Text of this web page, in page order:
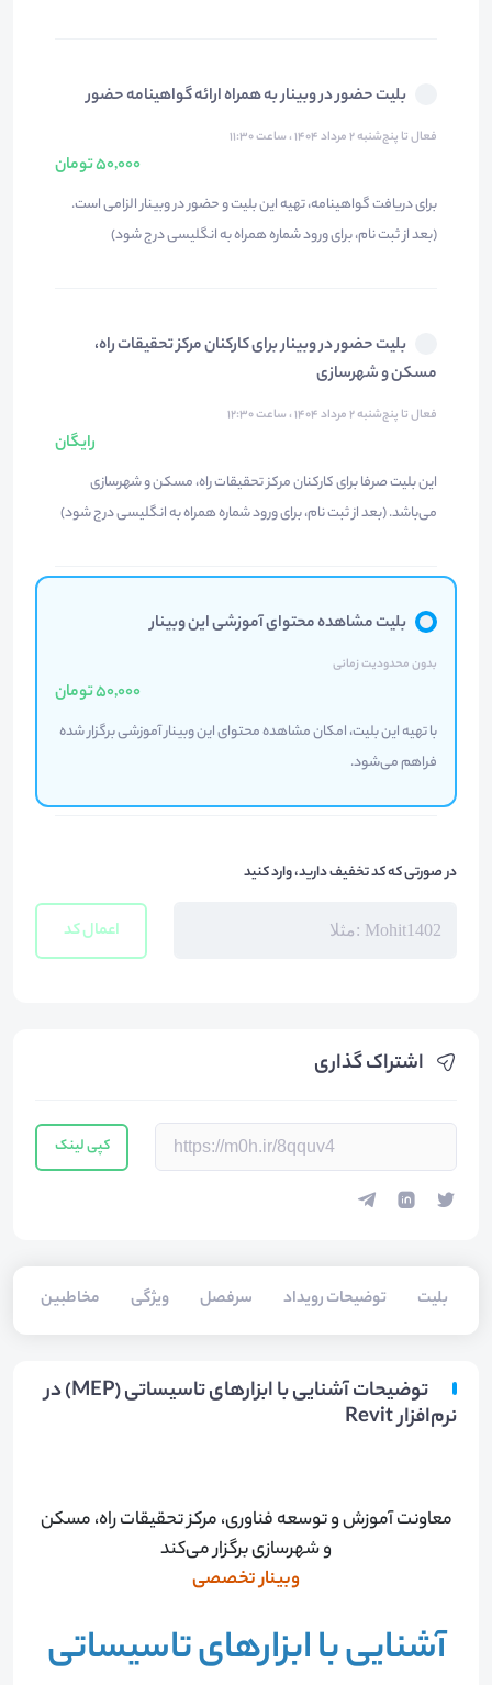
اشتراک گذاری
کپی لینک
بلیت‌ توضیحات رویداد سرفصل ویژگی مخاطبین
بلیت حضور در وبینار به همراه ارائه گواهینامه حضور
فعال تا پنج‌شنبه ۲ مرداد ۱۴۰۴ ، ساعت ۱۱:۳۰
50,000 تومان
برای دریافت گواهینامه، تهیه این بلیت و حضور در وبینار الزامی است.
(بعد از ثبت نام، برای ورود شماره همراه به انگلیسی درج شود)
بلیت حضور در وبینار برای کارکنان مرکز تحقیقات راه،
مسکن و شهرسازی
فعال تا پنج‌شنبه ۲ مرداد ۱۴۰۴ ، ساعت ۱۲:۳۰
رایگان
این بلیت صرفا برای کارکنان مرکز تحقیقات راه، مسکن و شهرسازی
می‌باشد. (بعد از ثبت نام، برای ورود شماره همراه به انگلیسی درج شود)
بلیت مشاهده محتوای آموزشی این وبینار
بدون محدودیت زمانی
50,000 تومان
با تهیه این بلیت، امکان مشاهده محتوای این وبینار آموزشی برگزار شده
فراهم می‌شود.
در صورتی که کد تخفیف دارید، وارد کنید
اعمال کد
توضیحات آشنایی با ابزارهای تاسیساتی (MEP) در
نرم‌افزار Revit
معاونت آموزش و توسعه فناوری، مرکز تحقیقات راه، مسکن
و شهرسازی برگزار می‌کند
وبینار تخصصی
آشنایی با ابزارهای تاسیساتی